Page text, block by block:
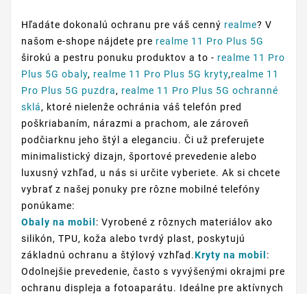
Hľadáte dokonalú ochranu pre váš cenný realme? V
našom e-shope nájdete pre realme 11 Pro Plus 5G
širokú a pestru ponuku produktov a to - realme 11 Pro
Plus 5G obaly, realme 11 Pro Plus 5G kryty,realme 11
Pro Plus 5G puzdra, realme 11 Pro Plus 5G ochranné
sklá, ktoré nielenže ochránia váš telefón pred
poškriabaním, nárazmi a prachom, ale zároveň
podčiarknu jeho štýl a eleganciu. Či už preferujete
minimalistický dizajn, športové prevedenie alebo
luxusný vzhľad, u nás si určite vyberiete. Ak si chcete
vybrať z našej ponuky pre rôzne mobilné telefóny
ponúkame:
Obaly na mobil : Vyrobené z rôznych materiálov ako
silikón, TPU, koža alebo tvrdý plast, poskytujú
základnú ochranu a štýlový vzhľad.Kryty na mobil :
Odolnejšie prevedenie, často s vyvýšenými okrajmi pre
ochranu displeja a fotoaparátu. Ideálne pre aktívnych